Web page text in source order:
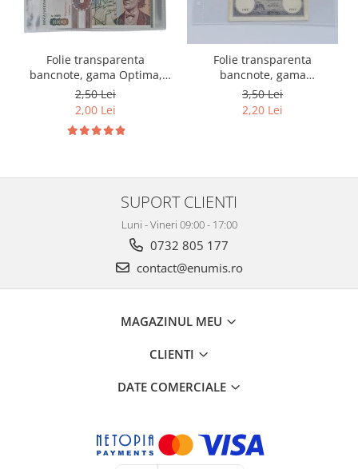
Folie transparenta
bancnote, gama Optima,
cod SH252, 3
compartimente
2,50 Lei
2,00 Lei
Folie transparenta
bancnote, gama
Grande(A4), cod SH312, 3
compartimente
3,50 Lei
2,20 Lei
SUPORT CLIENTI
Luni - Vineri 09:00 - 17:00
0732 805 177
contact@enumis.ro
MAGAZINUL MEU
CLIENTI
DATE COMERCIALE